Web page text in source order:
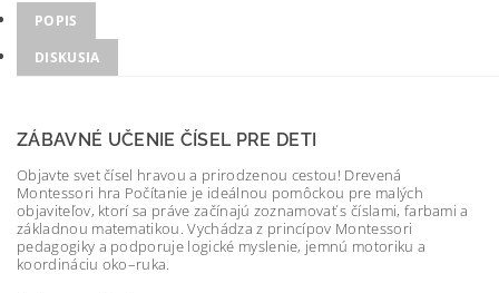
POPIS
DISKUSIA
ZÁBAVNÉ UČENIE ČÍSEL PRE DETI
Objavte svet čísel hravou a prirodzenou cestou! Drevená
Montessori hra Počítanie je ideálnou pomôckou pre malých
objaviteľov, ktorí sa práve začínajú zoznamovať s číslami, farbami a
základnou matematikou. Vychádza z princípov Montessori
pedagogiky a podporuje logické myslenie, jemnú motoriku a
koordináciu oko–ruka.